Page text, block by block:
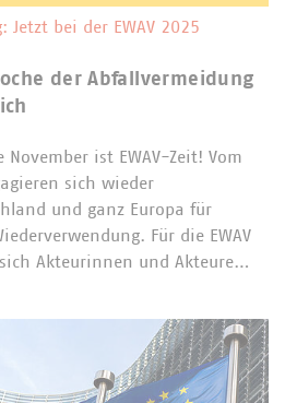
Jetzt bei der EWAV 2025
der Abfallvermeidung
ist EWAV-Zeit! Vom
sich wieder
und ganz Europa für
Für die EWAV
Akteurinnen und Akteure…